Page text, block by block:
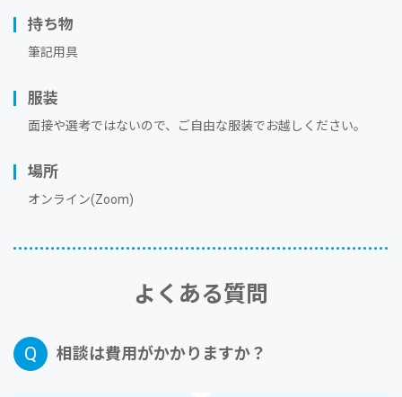
持ち物
筆記用具
服装
⾯接や選考ではないので、ご⾃由な服装でお越しください。
場所
オンライン(Zoom)
よくある質問
相談は費⽤がかかりますか？